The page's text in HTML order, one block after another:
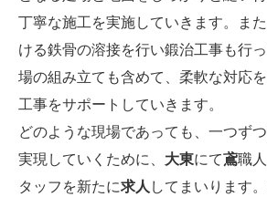
丁寧な施工を実施していきます。ま
ける鉄骨の溶接を行い鍛治工事も行
場の組み立ても含めて、柔軟な対応
工事をサポートしていきます。
どのような現場であっても、一つず
実現していくために、 大東にて鳶職
タッフを新たに求人してまいります